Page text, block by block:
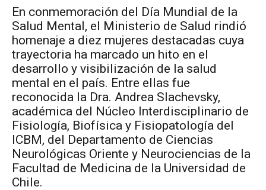
PUBLICACIONES
EXTENSIÓN
En conmemoración del Día Mundial de la
Salud Mental, el Ministerio de Salud rindió
homenaje a diez mujeres destacadas cuya
trayectoria ha marcado un hito en el
desarrollo y visibilización de la salud
mental en el país. Entre ellas fue
reconocida la Dra. Andrea Slachevsky,
académica del Núcleo Interdisciplinario de
Fisiología, Biofísica y Fisiopatología del
ICBM, del Departamento de Ciencias
Neurológicas Oriente y Neurociencias de la
Facultad de Medicina de la Universidad de
Chile.